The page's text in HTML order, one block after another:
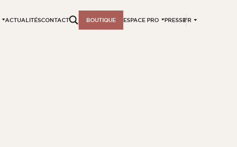
ACTUALITÉSCONTACT BOUTIQUE ESPACE PRO PRESSEFR